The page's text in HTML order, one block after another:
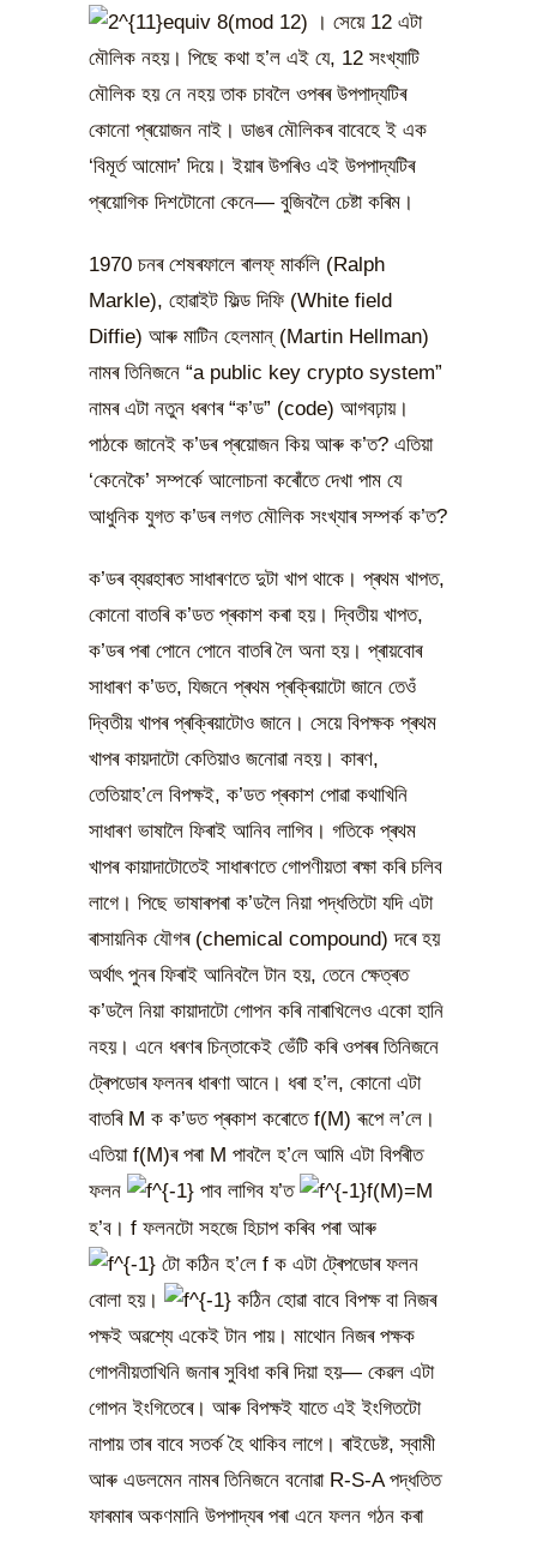
। সেয়ে 12 এটা
মৌলিক নহয়। পিছে কথা হ’ল এই যে, 12 সংখ্যাটি
মৌলিক হয় নে নহয় তাক চাবলৈ ওপৰৰ উপপাদ্যটিৰ
কোনো প্ৰয়োজন নাই। ডাঙৰ মৌলিকৰ বাবেহে ই এক
‘বিমূৰ্ত আমোদ’ দিয়ে। ইয়াৰ উপৰিও এই উপপাদ্যটিৰ
প্ৰয়োগিক দিশটোনো কেনে— বুজিবলৈ চেষ্টা কৰিম।
1970 চনৰ শেষৰফালে ৰালফ্ মাৰ্কলি (Ralph
Markle), হোৱাইট ফিল্ড দিফি (White field
Diffie) আৰু মাটিন হেলমান্ (Martin Hellman)
নামৰ তিনিজনে “a public key crypto system”
নামৰ এটা নতুন ধৰণৰ “ক’ড” (code) আগবঢ়ায়।
পাঠকে জানেই ক’ডৰ প্ৰয়োজন কিয় আৰু ক’ত? এতিয়া
‘কেনেকৈ’ সম্পৰ্কে আলোচনা কৰোঁতে দেখা পাম যে
আধুনিক যুগত ক’ডৰ লগত মৌলিক সংখ্যাৰ সম্পৰ্ক ক’ত?
ক’ডৰ ব্যৱহাৰত সাধাৰণতে দুটা খাপ থাকে। প্ৰথম খাপত,
কোনো বাতৰি ক’ডত প্ৰকাশ কৰা হয়। দ্বিতীয় খাপত,
ক’ডৰ পৰা পোনে পোনে বাতৰি লৈ অনা হয়। প্ৰায়বোৰ
সাধাৰণ ক’ডত, যিজনে প্ৰথম প্ৰক্ৰিয়াটো জানে তেওঁ
দ্বিতীয় খাপৰ প্ৰক্ৰিয়াটোও জানে। সেয়ে বিপক্ষক প্ৰথম
খাপৰ কায়দাটো কেতিয়াও জনোৱা নহয়। কাৰণ,
তেতিয়াহ’লে বিপক্ষই, ক’ডত প্ৰকাশ পোৱা কথাখিনি
সাধাৰণ ভাষালৈ ফিৰাই আনিব লাগিব। গতিকে প্ৰথম
খাপৰ কায়াদাটোতেই সাধাৰণতে গোপণীয়তা ৰক্ষা কৰি চলিব
লাগে। পিছে ভাষাৰপৰা ক’ডলৈ নিয়া পদ্ধতিটো যদি এটা
ৰাসায়নিক যৌগৰ (chemical compound) দৰে হয়
অৰ্থাৎ পুনৰ ফিৰাই আনিবলৈ টান হয়, তেনে ক্ষেত্ৰত
ক’ডলৈ নিয়া কায়াদাটো গোপন কৰি নাৰাখিলেও একো হানি
নহয়। এনে ধৰণৰ চিন্তাকেই ভেঁটি কৰি ওপৰৰ তিনিজনে
ট্ৰেপডোৰ ফলনৰ ধাৰণা আনে। ধৰা হ’ল, কোনো এটা
বাতৰি M ক ক’ডত প্ৰকাশ কৰোতে f(M) ৰূপে ল’লে।
এতিয়া f(M)ৰ পৰা M পাবলৈ হ’লে আমি এটা বিপৰীত
ফলন
পাব লাগিব য’ত
হ’ব। f ফলনটো সহজে হিচাপ কৰিব পৰা আৰু
টো কঠিন হ’লে f ক এটা ট্ৰেপডোৰ ফলন
বোলা হয়।
কঠিন হোৱা বাবে বিপক্ষ বা নিজৰ
পক্ষই অৱশ্যে একেই টান পায়। মাথোন নিজৰ পক্ষক
গোপনীয়তাখিনি জনাৰ সুবিধা কৰি দিয়া হয়— কেৱল এটা
গোপন ইংগিতেৰে। আৰু বিপক্ষই যাতে এই ইংগিতটো
নাপায় তাৰ বাবে সতৰ্ক হৈ থাকিব লাগে। ৰাইডেষ্ট, স্বামী
আৰু এডলমেন নামৰ তিনিজনে বনোৱা R-S-A পদ্ধতিত
ফাৰমাৰ অকণমানি উপপাদ্যৰ পৰা এনে ফলন গঠন কৰা